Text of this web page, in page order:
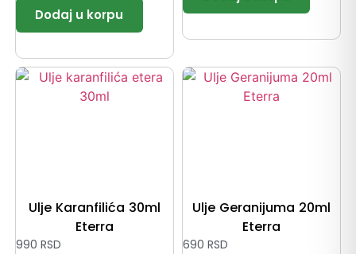
Ulje Karanfilića 30ml
Eterra
990 RSD
Ulje Geranijuma 20ml
Eterra
690 RSD